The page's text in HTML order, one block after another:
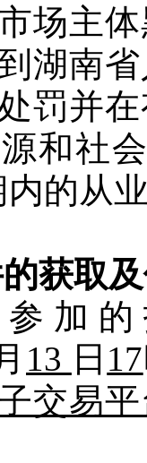
场主
湖南
罚并
和社
的从
获取
加
13 日 17
交易